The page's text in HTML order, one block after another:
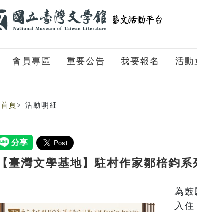
會員專區 重要公告 我要報名 活動
首頁 > 活動明細
【臺灣文學基地】駐村作家鄒棓鈞
為鼓
入